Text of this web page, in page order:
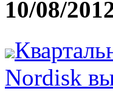
10/08/
Nordisk